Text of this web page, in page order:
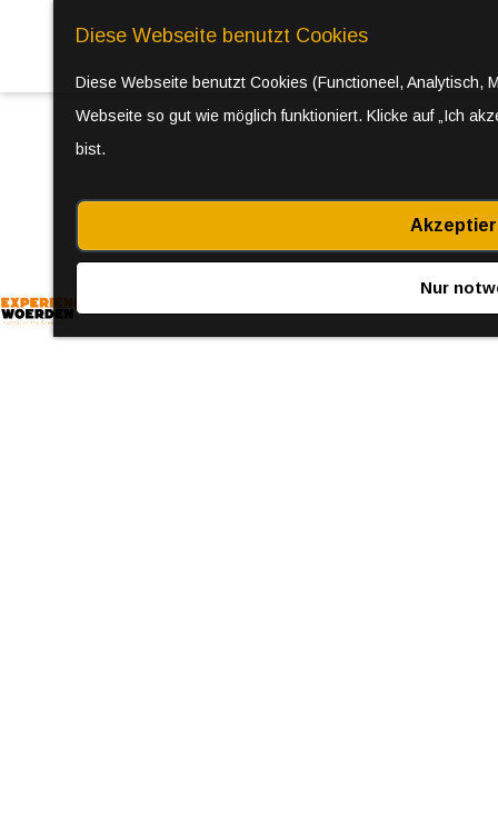
Diese Webseite benutzt Cookies
Diese Webseite benutzt Cookies (Functioneel, Analytisch,
Webseite so gut wie möglich funktioniert. Klicke auf „Ich
bist.
Nur